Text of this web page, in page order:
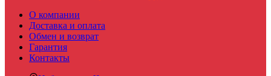
О компании
Доставка и оплата
Обмен и возврат
Гарантия
Контакты